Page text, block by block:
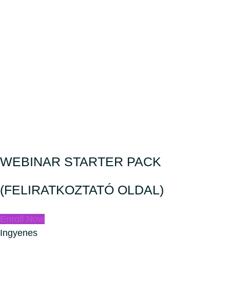
WEBINAR STARTER PACK
(FELIRATKOZTATÓ OLDAL)
Enroll Now
Ingyenes